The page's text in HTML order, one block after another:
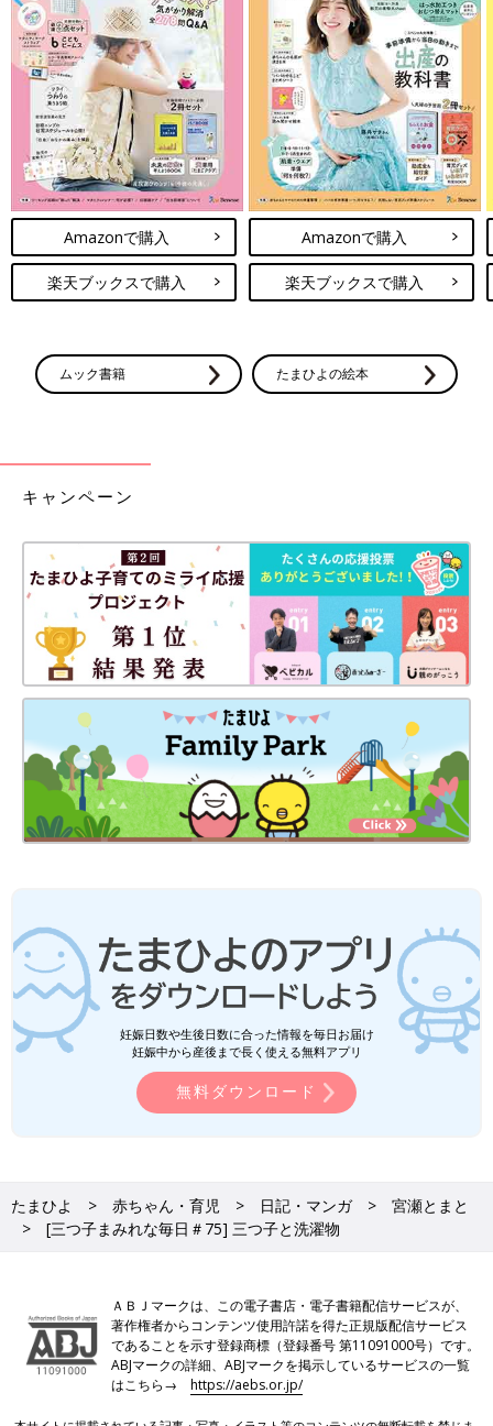
Amazonで購入
楽天ブックスで購入
Amazonで購入
楽天ブックスで購入
ムック書籍 たまひよの絵本
キャンペーン
妊娠日数や生後日数に合った情報を毎日お届け
妊娠中から産後まで長く使える無料アプリ
無料ダウンロード
たまひよ 赤ちゃん・育児 日記・マンガ
宮瀬とまと
[三つ子まみれな毎日＃75] 三つ子と洗濯物
ＡＢＪマークは、この電子書店・電子書籍配信サービスが、
著作権者からコンテンツ使用許諾を得た正規版配信サービス
であることを示す登録商標（登録番号 第11091000号）です。
ABJマークの詳細、ABJマークを掲示しているサービスの一覧
はこちら→https://aebs.or.jp/